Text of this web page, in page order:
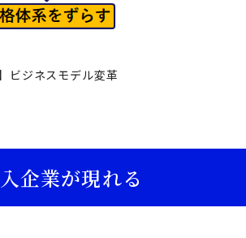
ビジネスモデル変革
企業が現れる